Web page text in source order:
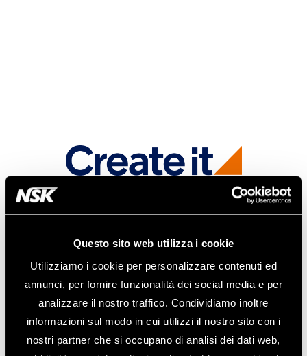
Questo sito web utilizza i cookie
Utilizziamo i cookie per personalizzare contenuti ed
annunci, per fornire funzionalità dei social media e per
analizzare il nostro traffico. Condividiamo inoltre
informazioni sul modo in cui utilizzi il nostro sito con i
nostri partner che si occupano di analisi dei dati web,